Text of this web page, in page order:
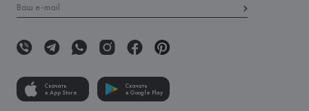
Скачать
в App Store
Скачать
в Google Play